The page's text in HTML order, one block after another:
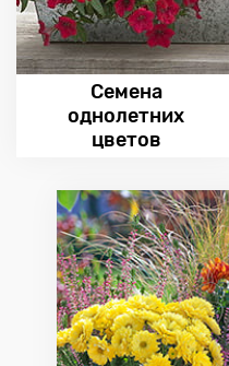
Семена
однолетних
цветов